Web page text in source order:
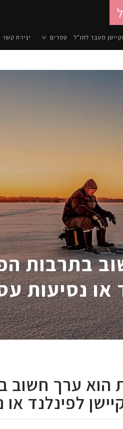
מעבר לחו"ל ספרים יצירת קשר
בתרבות
או נסיעות
הוא ערך חשוב
לפינלנד